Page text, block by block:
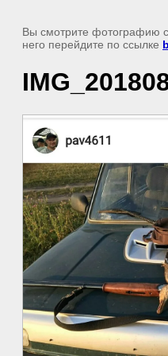
Вы смотрите фотографию
него перейдите по ссылке